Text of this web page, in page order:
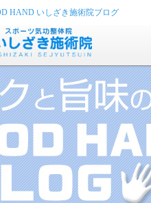
HAND いしざき施術院ブログ